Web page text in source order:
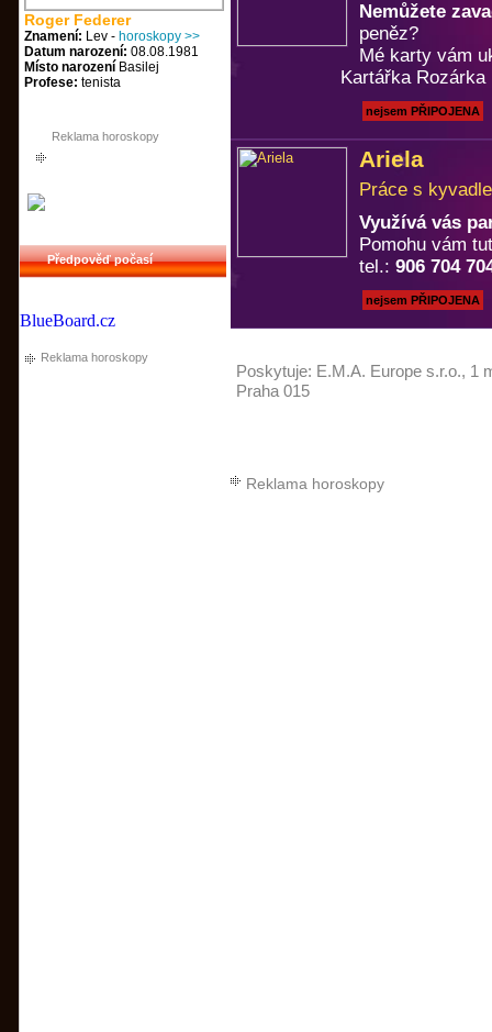
Roger Federer
Znamení: Lev - horoskopy >>
Datum narození: 08.08.1981
Místo narození Basilej
Profese: tenista
Reklama horoskopy
Předpověď počasí
BlueBoard.cz
Reklama horoskopy
Nemůžete
peněz?
Mé karty vám
Kartářka
nejsem PŘIPOJENA
Ariela
Práce s
Využívá vás
Pomohu vám
tel.: 906 704
nejsem PŘIPOJENA
Poskytuje: E.M.A. Europe s.r.o., 1
Praha 015
Reklama horoskopy